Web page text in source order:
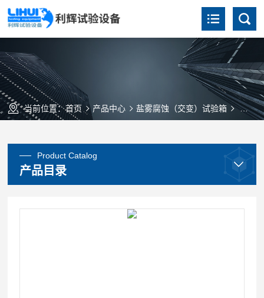
当前位置：首页 产品中心 盐雾腐蚀（交变）试验箱 交变
Product Catalog
产品目录